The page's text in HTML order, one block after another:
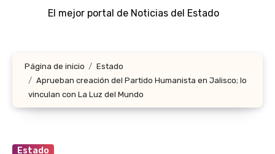
El mejor portal de Noticias del Estado
Página de inicio
Estado
Aprueban creación del Partido Humanista en Jalisco; lo
vinculan con La Luz del Mundo
Estado